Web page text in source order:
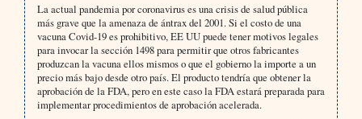
La actual pandemia por coronavirus es una crisis de salud pública
más grave que la amenaza de ántrax del 2001. Si el costo de una
vacuna Covid-19 es prohibitivo, EE UU puede tener motivos legales
para invocar la sección 1498 para permitir que otros fabricantes
produzcan la vacuna ellos mismos o que el gobierno la importe a un
precio más bajo desde otro país. El producto tendría que obtener la
aprobación de la FDA, pero en este caso la FDA estará preparada para
implementar procedimientos de aprobación acelerada.